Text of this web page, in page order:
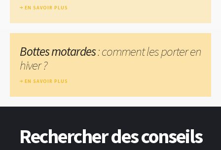
EN SAVOIR PLUS
Bottes motardes: comment les porter en
hiver ?
EN SAVOIR PLUS
Rechercher des conseils